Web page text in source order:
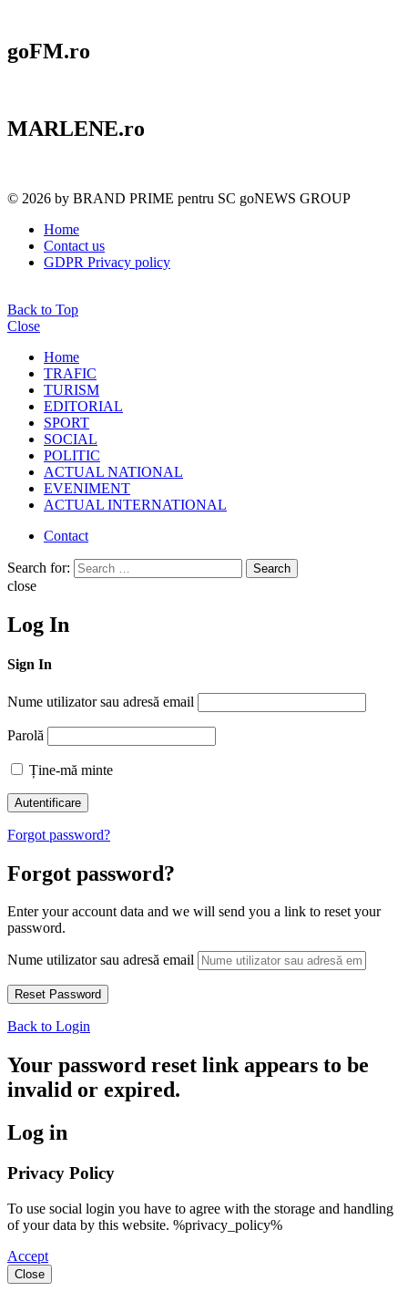
goFM.ro
MARLENE.ro
© 2026 by BRAND PRIME pentru SC goNEWS GROUP
Home
Contact us
GDPR Privacy policy
Back to Top
Close
Home
TRAFIC
TURISM
EDITORIAL
SPORT
SOCIAL
POLITIC
ACTUAL NATIONAL
EVENIMENT
ACTUAL INTERNATIONAL
Contact
Search for: Search
close
Log In
Sign In
Nume utilizator sau adresă email
Parolă
Ține-mă minte
Forgot password?
Forgot password?
Enter your account data and we will send you a link to reset your
password.
Nume utilizator sau adresă email
Back to Login
Your password reset link appears to be
invalid or expired.
Log in
Privacy Policy
To use social login you have to agree with the storage and handling
of your data by this website. %privacy_policy%
Accept
Close